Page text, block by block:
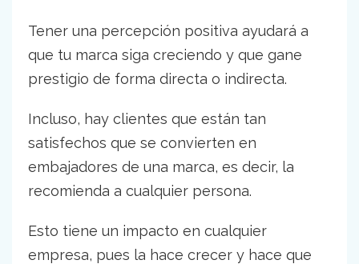
Tener una percepción positiva ayudará a
que tu marca siga creciendo y que gane
prestigio de forma directa o indirecta.
Incluso, hay clientes que están tan
satisfechos que se convierten en
embajadores de una marca, es decir, la
recomienda a cualquier persona.
Esto tiene un impacto en cualquier
empresa, pues la hace crecer y hace que